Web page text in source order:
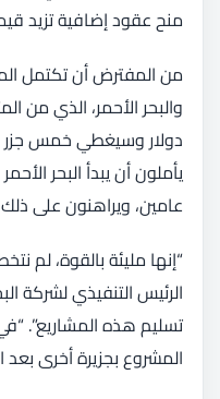
منح عقود إضافية تزيد
من المفترض أن تكتمل
يأملون أن يبدأ البحر
عامين، ويراهنون على
“إنها مليئة بالقوة، لم
الرئيس التنفيذي لشركة
تسليم هذه المشاريع”.
المشروع بجزيرة أخرى بعد